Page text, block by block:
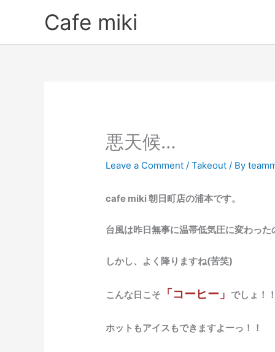
Cafe miki
悪天候…
Leave a Comment /Takeout / By
cafe miki 朝日町店の浦本です。
台風は昨日無事に温帯低気圧に変わっ
しかし、よく降りますね(苦笑)
こんな日こそ 「コーヒー」 でしょ！！
ホットもアイスもできますよーっ！！